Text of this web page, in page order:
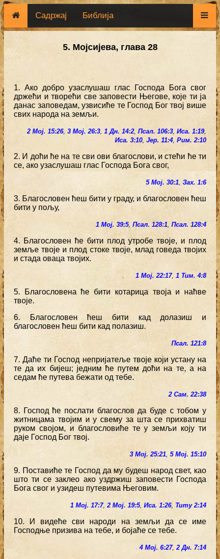
Садржај Библија
5. Мојсијева, глава 28
1. Ако добро узаслушаш глас Господа Бога свог
држећи и творећи све заповести Његове, које ти ја
данас заповедам, узвисиће те Господ Бог твој више
свих народа на земљи.
2 Мој. 15:26, 3 Мој. 26:3, 1 Дн. 14:2, Псал. 106:3, Иса. 1:19,
Иса. 3:10, Јер. 11:4, Рим. 2:10
2. И доћи ће на те сви ови благослови, и стећи ће ти
се, ако узаслушаш глас Господа Бога свог,
5 Мој. 30:1, Зах. 1:6
3. Благословен ћеш бити у граду, и благословен ћеш
бити у пољу,
1 Мој. 39:5, Псал. 128:1, Псал. 128:4
4. Благословен ће бити плод утробе твоје, и плод
земље твоје и плод стоке твоје, млад говеда твојих
и стада оваца твојих.
1 Мој. 22:17, 1 Тим. 4:8
5. Благословена ће бити котарица твоја и наћве
твоје.
6. Благословен ћеш бити кад долазиш и
благословен ћеш бити кад полазиш.
Псал. 121:8
7. Даће ти Господ непријатеље твоје који устану на
те да их бијеш; једним ће путем доћи на те, а на
седам ће путева бежати од тебе.
2 Сам. 22:38
8. Господ ће послати благослов да буде с тобом у
житницама твојим и у свему за шта се прихватиш
руком својом, и благословиће те у земљи коју ти
даје Господ Бог твој.
3 Мој. 25:21, 5 Мој. 15:10
9. Поставиће те Господ да му будеш народ свет, као
што ти се заклео ако уздржиш заповести Господа
Бога свог и узидеш путевима Његовим.
1 Мој. 17:7,2 Мој. 19:5, Иса. 1:26, Титу 2:14
10. И видеће сви народи на земљи да се име
Господње призива на тебе, и бојаће се тебе.
4 Мој. 6:27,2 Дн. 7:14